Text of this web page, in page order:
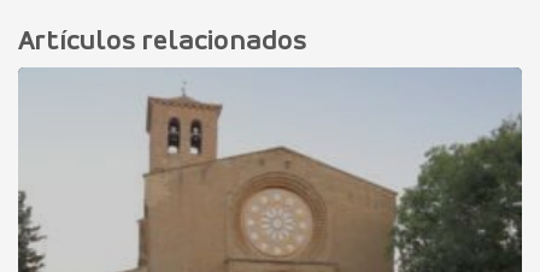
Artículos relacionados